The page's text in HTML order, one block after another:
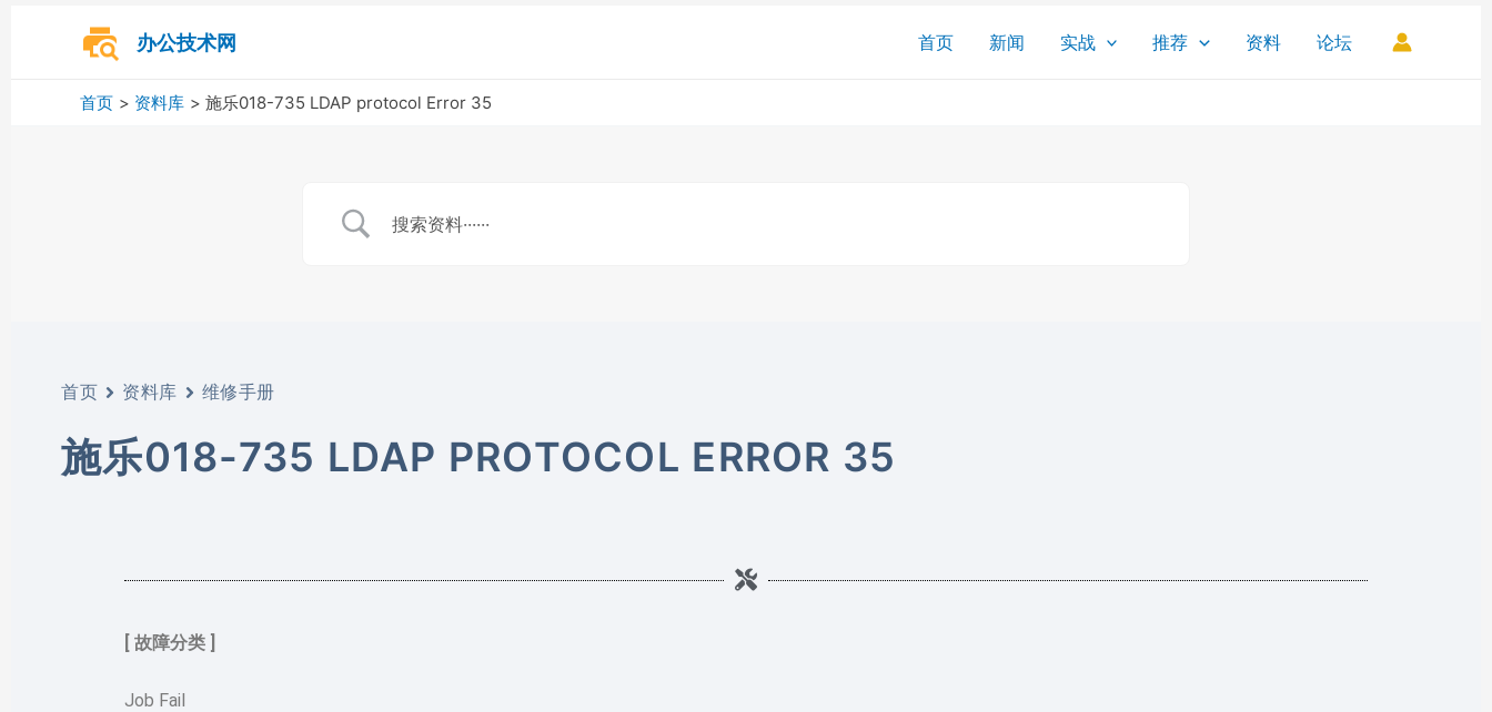
办公技术网 首页 新闻 实战 推荐 资料 论坛
首页 资料库 施乐018-735 LDAP protocol Error 35
首页 资料库 维修手册
施乐018-735 LDAP PROTOCOL ERROR 35
[ 故障分类 ]
Job Fail